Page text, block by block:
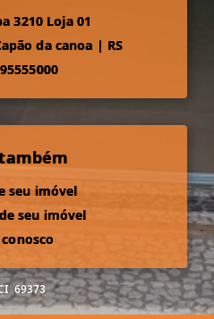
3210 Loja 01
da canoa | RS
seu imóvel
seu imóvel
69373